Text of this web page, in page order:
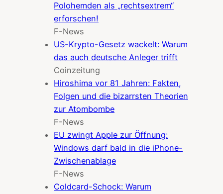
Polohemden als „rechtsextrem“
erforschen!
F-News
US-Krypto-Gesetz wackelt: Warum
das auch deutsche Anleger trifft
Coinzeitung
Hiroshima vor 81 Jahren: Fakten,
Folgen und die bizarrsten Theorien
zur Atombombe
F-News
EU zwingt Apple zur Öffnung:
Windows darf bald in die iPhone-
Zwischenablage
F-News
Coldcard-Schock: Warum